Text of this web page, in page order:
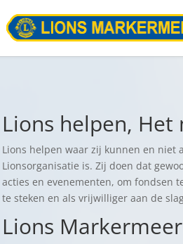
Lions helpen, Het
Lions helpen waar zij kunnen en niet
Lionsorganisatie is. Zij doen dat
acties en evenementen, om fondsen
te steken en als vrijwilliger aan de
Lions Markermeer